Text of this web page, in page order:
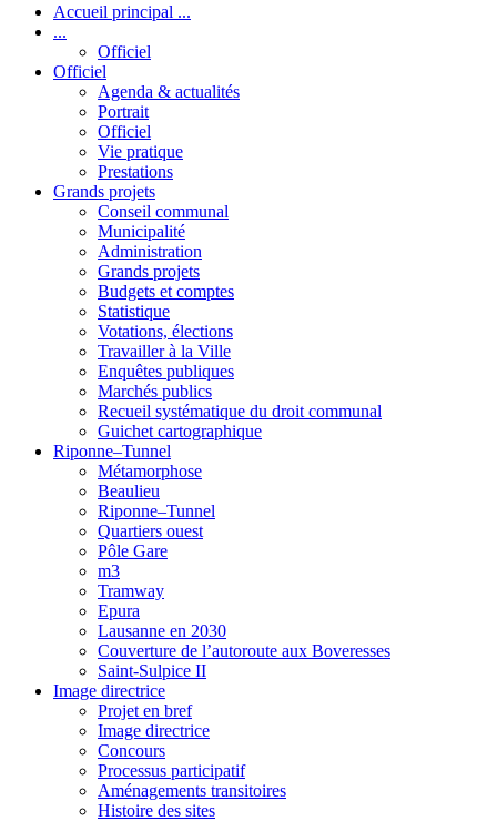
Accueil principal ...
...
Officiel
Officiel
Agenda & actualités
Portrait
Officiel
Vie pratique
Prestations
Grands projets
Conseil communal
Municipalité
Administration
Grands projets
Budgets et comptes
Statistique
Votations, élections
Travailler à la Ville
Enquêtes publiques
Marchés publics
Recueil systématique du droit communal
Guichet cartographique
Riponne–Tunnel
Métamorphose
Beaulieu
Riponne–Tunnel
Quartiers ouest
Pôle Gare
m3
Tramway
Epura
Lausanne en 2030
Couverture de l’autoroute aux Boveresses
Saint-Sulpice II
Image directrice
Projet en bref
Image directrice
Concours
Processus participatif
Aménagements transitoires
Histoire des sites